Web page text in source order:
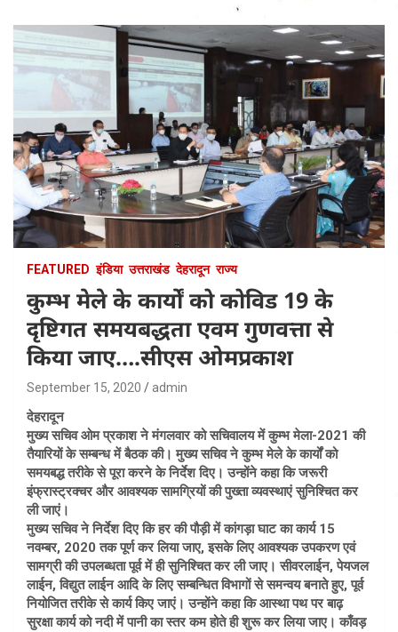
FEATURED इंडिया उत्तराखंड देहरादून राज्य
कुम्भ मेले के कार्यों को कोविड 19 के
दृष्टिगत समयबद्धता एवम गुणवत्ता से
किया जाए….सीएस ओमप्रकाश
September 15, 2020 admin
देहरादून
मुख्य सचिव ओम प्रकाश ने मंगलवार को सचिवालय में कुम्भ मेला-2021 की
तैयारियों के सम्बन्ध में बैठक की। मुख्य सचिव ने कुम्भ मेले के कार्यों को
समयबद्ध तरीके से पूरा करने के निर्देश दिए। उन्होंने कहा कि जरूरी
इंफ्रास्ट्रक्चर और आवश्यक सामग्रियों की पुख्ता व्यवस्थाएं सुनिश्चित कर
ली जाएं।
मुख्य सचिव ने निर्देश दिए कि हर की पौड़ी में कांगड़ा घाट का कार्य 15
नवम्बर, 2020 तक पूर्ण कर लिया जाए, इसके लिए आवश्यक उपकरण एवं
सामग्री की उपलब्धता पूर्व में ही सुनिश्चित कर ली जाए। सीवरलाईन, पेयजल
लाईन, विद्युत लाईन आदि के लिए सम्बन्धित विभागों से समन्वय बनाते हुए, पूर्व
नियोजित तरीके से कार्य किए जाएं। उन्होंने कहा कि आस्था पथ पर बाढ़
सुरक्षा कार्य को नदी में पानी का स्तर कम होते ही शुरू कर लिया जाए। काँवड़